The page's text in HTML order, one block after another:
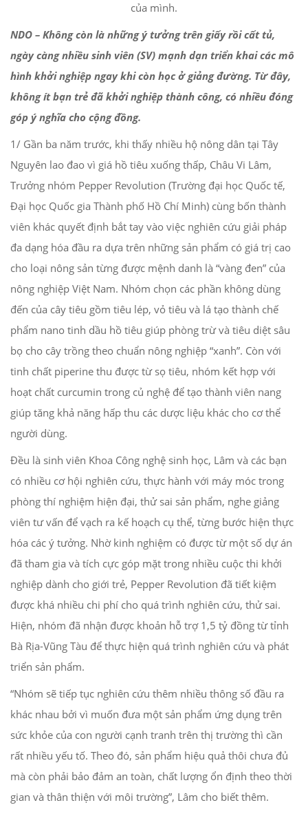
của mình.
NDO – Không còn là những ý tưởng trên giấy rồi cất tủ,
ngày càng nhiều sinh viên (SV) mạnh dạn triển khai các mô
hình khởi nghiệp ngay khi còn học ở giảng đường. Từ đây,
không ít bạn trẻ đã khởi nghiệp thành công, có nhiều đóng
góp ý nghĩa cho cộng đồng.
1/ Gần ba năm trước, khi thấy nhiều hộ nông dân tại Tây
Nguyên lao đao vì giá hồ tiêu xuống thấp, Châu Vi Lâm,
Trưởng nhóm Pepper Revolution (Trường đại học Quốc tế,
Đại học Quốc gia Thành phố Hồ Chí Minh) cùng bốn thành
viên khác quyết định bắt tay vào việc nghiên cứu giải pháp
đa dạng hóa đầu ra dựa trên những sản phẩm có giá trị cao
cho loại nông sản từng được mệnh danh là “vàng đen” của
nông nghiệp Việt Nam. Nhóm chọn các phần không dùng
đến của cây tiêu gồm tiêu lép, vỏ tiêu và lá tạo thành chế
phẩm nano tinh dầu hồ tiêu giúp phòng trừ và tiêu diệt sâu
bọ cho cây trồng theo chuẩn nông nghiệp “xanh”. Còn với
tinh chất piperine thu được từ sọ tiêu, nhóm kết hợp với
hoạt chất curcumin trong củ nghệ để tạo thành viên nang
giúp tăng khả năng hấp thu các dược liệu khác cho cơ thể
người dùng.
Đều là sinh viên Khoa Công nghệ sinh học, Lâm và các bạn
có nhiều cơ hội nghiên cứu, thực hành với máy móc trong
phòng thí nghiệm hiện đại, thử sai sản phẩm, nghe giảng
viên tư vấn để vạch ra kế hoạch cụ thể, từng bước hiện thực
hóa các ý tưởng. Nhờ kinh nghiệm có được từ một số dự án
đã tham gia và tích cực góp mặt trong nhiều cuộc thi khởi
nghiệp dành cho giới trẻ, Pepper Revolution đã tiết kiệm
được khá nhiều chi phí cho quá trình nghiên cứu, thử sai.
Hiện, nhóm đã nhận được khoản hỗ trợ 1,5 tỷ đồng từ tỉnh
Bà Rịa-Vũng Tàu để thực hiện quá trình nghiên cứu và phát
triển sản phẩm.
“Nhóm sẽ tiếp tục nghiên cứu thêm nhiều thông số đầu ra
khác nhau bởi vì muốn đưa một sản phẩm ứng dụng trên
sức khỏe của con người cạnh tranh trên thị trường thì cần
rất nhiều yếu tố. Theo đó, sản phẩm hiệu quả thôi chưa đủ
mà còn phải bảo đảm an toàn, chất lượng ổn định theo thời
gian và thân thiện với môi trường”, Lâm cho biết thêm.